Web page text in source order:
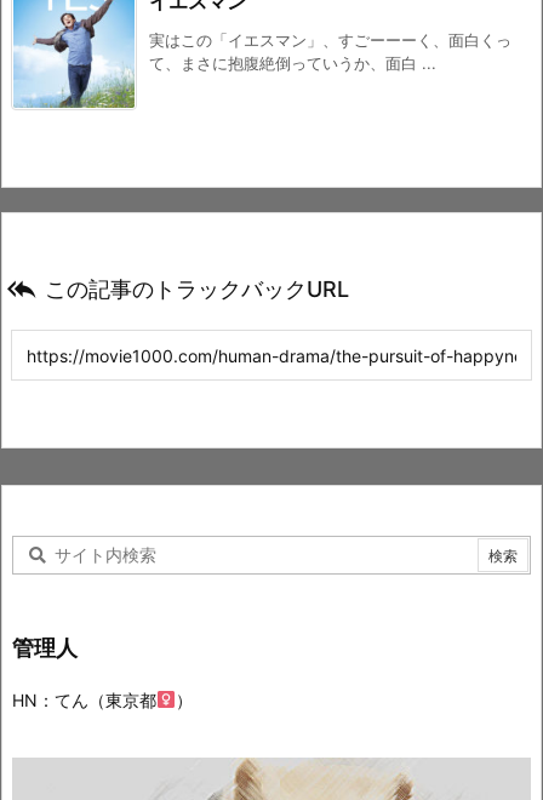
実はこの「イエスマン」、すごーーーく、面白くっ
て、まさに抱腹絶倒っていうか、面白 ...
 この記事のトラックバックURL
管理人
HN：てん（東京都 ）